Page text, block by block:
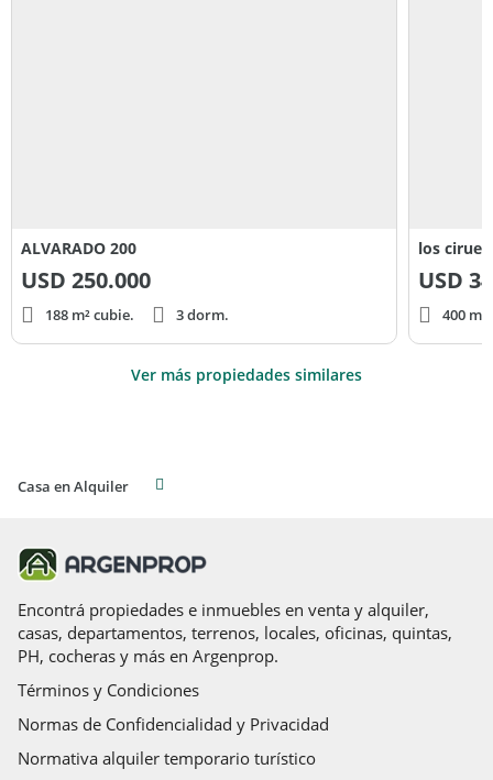
ALVARADO 200
USD 250.000
188 m² cubie. 3 dorm.
los
USD
400
Ver más propiedades similares
Casa en Alquiler
Encontrá propiedades e inmuebles en venta y alquiler,
casas, departamentos, terrenos, locales, oficinas, quintas,
PH, cocheras y más en Argenprop.
Términos y Condiciones
Normas de Confidencialidad y Privacidad
Normativa alquiler temporario turístico